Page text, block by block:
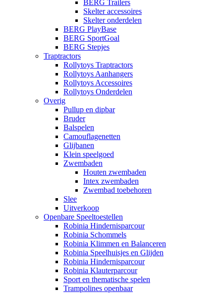
BERG Trailers
Skelter accessoires
Skelter onderdelen
BERG PlayBase
BERG SportGoal
BERG Stepjes
Traptractors
Rollytoys Traptractors
Rollytoys Aanhangers
Rollytoys Accessoires
Rollytoys Onderdelen
Overig
Pullup en dipbar
Bruder
Balspelen
Camouflagenetten
Glijbanen
Klein speelgoed
Zwembaden
Houten zwembaden
Intex zwembaden
Zwembad toebehoren
Slee
Uitverkoop
Openbare Speeltoestellen
Robinia Hindernisparcour
Robinia Schommels
Robinia Klimmen en Balanceren
Robinia Speelhuisjes en Glijden
Robinia Hindernisparcour
Robinia Klauterparcour
Sport en thematische spelen
Trampolines openbaar